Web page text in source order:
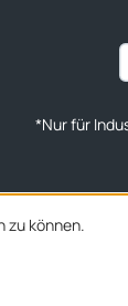
*Nur für
zu können.